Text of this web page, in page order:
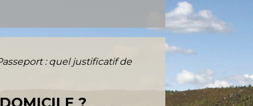
: quel justificatif de